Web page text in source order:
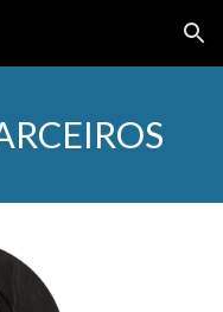
Skip to navigation